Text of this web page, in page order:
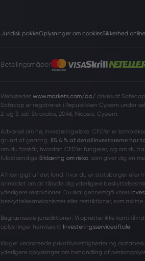
Juridisk pakkeOplysninger om cookiesSikkerhed online
Betalingsmåder
Webstedet www.markets.com/da/drives af Safecap
Safecap er registreret i Republikken Cypern under
2. og 3. sal, Strovolos, 2046, Nicosia, Cypern.
Advarsel om høj investeringsrisiko: CFD’er er
grund af gearing. 85.4 % af detailinvestorerne har
om du forstår, hvordan CFD’er fungerer, og om du
fuldstændige Erklæring om risiko, som giver dig en
Afhængigt af det land, hvor du er statsborger eller
anmodet om at tilbyde dig yderligere
yderligere restriktioner. Du skal gennemgå vores
beskyttelsesmekanismer eller restriktioner, som
Begrænsede jurisdiktioner: Vi opretter ikke konti til
oplysninger henvises til Investeringsserviceaftale.
Klager vedrørende privatlivsrettigheder og
yderligere oplysninger om behandling af